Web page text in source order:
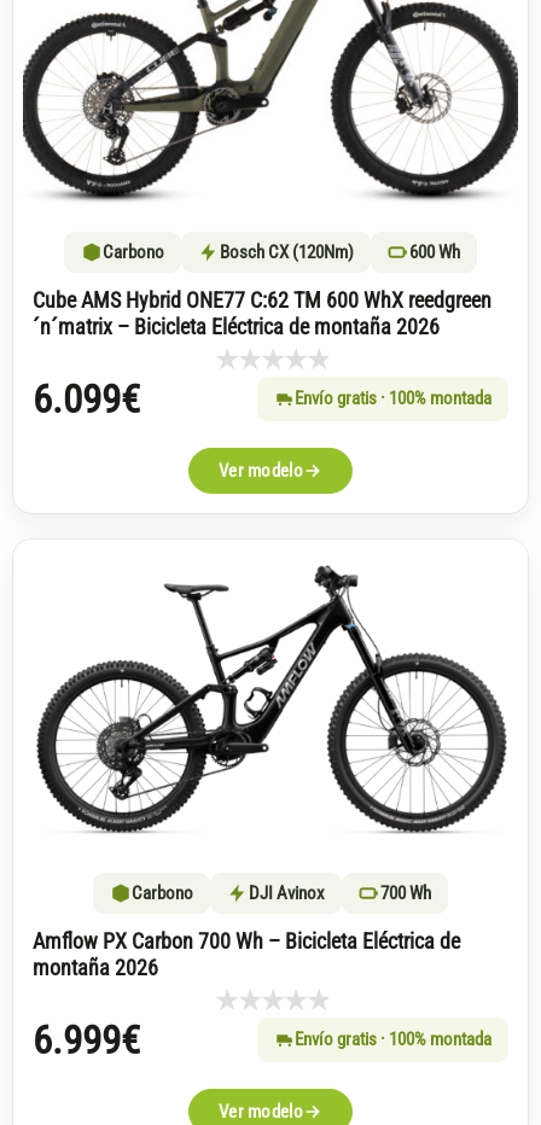
Carbono Bosch CX (120Nm) 600 Wh
Cube AMS Hybrid ONE77 C:62 TM 600 WhX reedgreen
´n´matrix – Bicicleta Eléctrica de montaña 2026
Envío gratis · 100% montada
6.099€
Ver modelo
Carbono DJI Avinox 700 Wh
Amflow PX Carbon 700 Wh – Bicicleta Eléctrica de
montaña 2026
Envío gratis · 100% montada
6.999€
Ver modelo